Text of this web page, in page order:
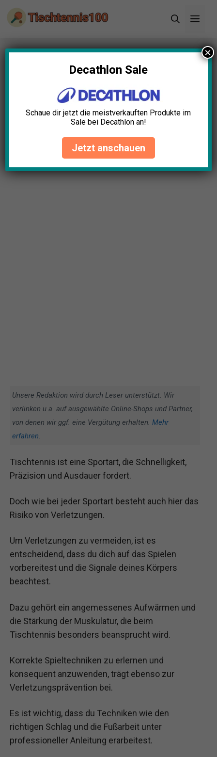
Zum
Inhalt
Startseite»Blog»Tischtennis Verletzungen
vorbeugen: Effektive Präventionsstrategien
Tischtennis Verletzungen
vorbeugen: Effektive
Präventionsstrategien
Unsere Redaktion wird durch Leser unterstützt. Wir
verlinken u.a. auf ausgewählte Online-Shops und Partner,
von denen wir ggf. eine Vergütung erhalten. Mehr
erfahren.
Tischtennis ist eine Sportart, die Schnelligkeit,
Präzision und Ausdauer fordert.
Doch wie bei jeder Sportart besteht auch hier das
Risiko von Verletzungen.
Um Verletzungen zu vermeiden, ist es
entscheidend, dass du dich auf das Spielen
vorbereitest und die Signale deines Körpers
beachtest.
Dazu gehört ein angemessenes Aufwärmen und
die Stärkung der Muskulatur, die beim
Tischtennis besonders beansprucht wird.
Korrekte Spieltechniken zu erlernen und
konsequent anzuwenden, trägt ebenso zur
Verletzungsprävention bei.
Es ist wichtig, dass du Techniken wie den
richtigen Schlag und die Fußarbeit unter
professioneller Anleitung erarbeitest.
Decathlon Sale
Schaue dir jetzt die meistverkauften Produkte im
Sale bei Decathlon an!
Jetzt anschauen
×